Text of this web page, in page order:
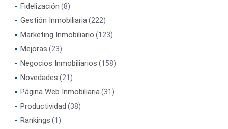
Fidelización (8)
Gestión Inmobiliaria(222)
Marketing Inmobiliario (123)
Mejoras (23)
Negocios Inmobiliarios (158)
Novedades (21)
Página Web Inmobiliaria(31)
Productividad (38)
Rankings (1)